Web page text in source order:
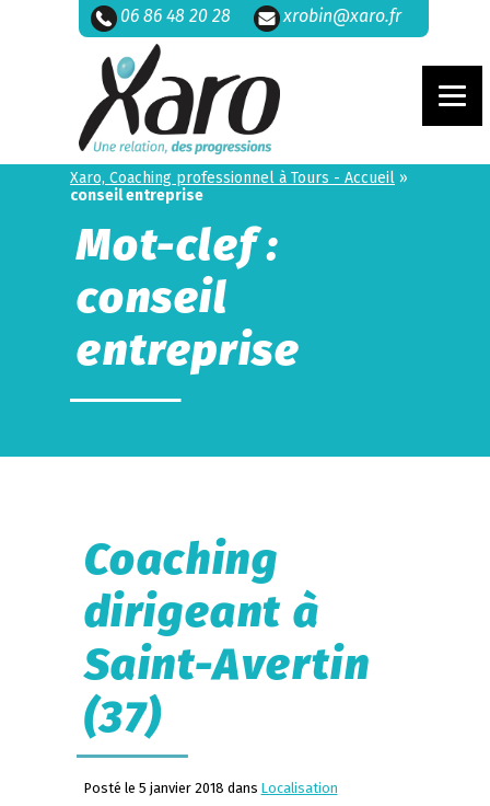
06 86 48 20 28 xrobin@xaro.fr
Xaro, Coaching professionnel à Tours - Accueil »
conseil entreprise
Mot-clef :
conseil
entreprise
Coaching
dirigeant à
Saint-Avertin
(37)
Posté le 5 janvier 2018 dans Localisation